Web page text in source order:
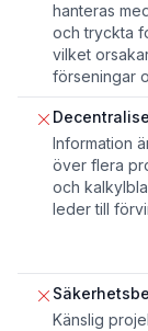
hanteras
och tryckta
vilket
förseningar
Information
över flera
och
leder till
Känslig